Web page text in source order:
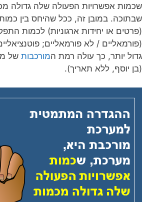
שכמות אפשרויות הפעולה שלה גדולה
שבתוכה. במובן זה, ככל שהיחס בין
(פרטים או יחידות ארגוניות) לכמות
(פורמאליים / לא פורמאליים;
גדול יותר, כך עולה רמת המורכבות של
(בן יוסף, ללא תאריך).